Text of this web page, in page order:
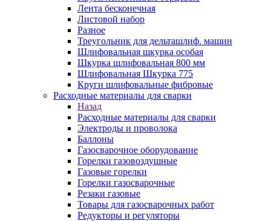
Лента бесконечная
Листовой набор
Разное
Треугольник для дельташлиф. машин
Шлифовальная шкурка особая
Шкурка шлифовальная 800 мм
Шлифовальная Шкурка 775
Круги шлифовальные фибровые
Расходные материалы для сварки
Назад
Расходные материалы для сварки
Электроды и проволока
Баллоны
Газосварочное оборудование
Горелки газовоздушные
Газовые горелки
Горелки газосварочные
Резаки газовые
Товары для газосварочных работ
Редукторы и регуляторы